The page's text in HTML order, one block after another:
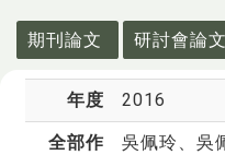
期刊論文
研討會論文
年度 2016
全部作
吳佩玲 、吳